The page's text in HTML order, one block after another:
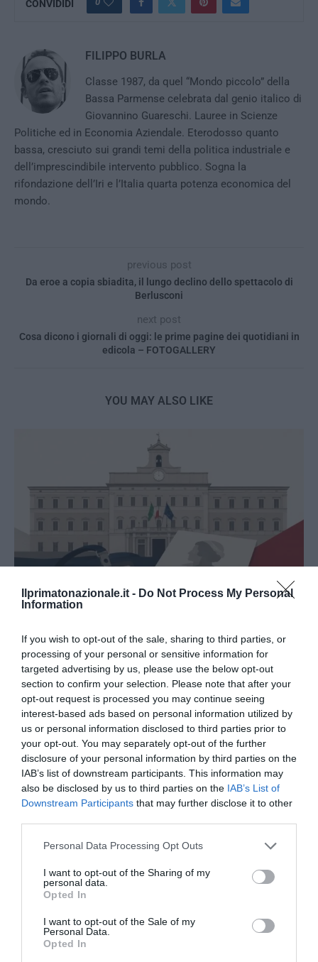
Ilprimatonazionale.it - Do Not Process My Personal
Information
If you wish to opt-out of the sale, sharing to third parties, or
processing of your personal or sensitive information for
targeted advertising by us, please use the below opt-out
section to confirm your selection. Please note that after your
opt-out request is processed you may continue seeing
interest-based ads based on personal information utilized by
us or personal information disclosed to third parties prior to
your opt-out. You may separately opt-out of the further
disclosure of your personal information by third parties on the
IAB’s list of downstream participants. This information may
also be disclosed by us to third parties on the IAB’s List of
Downstream Participants that may further disclose it to other
Please note that this website/app uses one or more Google
not limited to your visit or usage behaviour. You may click to
grant or deny consent to Google and its third-party tags to
use your data for below specified purposes in below Google
consent section.
Personal Data Processing Opt Outs
I want to opt-out of the Sharing of my
personal data.
Opted In
I want to opt-out of the Sale of my
Personal Data.
Opted In
CONVIDIDI
FILIPPO BURLA
Classe 1987, da quel “Mondo piccolo” della
Bassa Parmense celebrata dal genio italico di
Giovannino Guareschi. Lauree in Scienze
Politiche ed in Economia Aziendale. Eterodosso quanto
bassa, cresciuto sui grandi temi della politica industriale e
dell’imprescindibile intervento pubblico. Sogna la
rifondazione dell’Iri e l’Italia quarta potenza economica del
mondo.
previous post
Da eroe a copia sbiadita, il lungo declino dello spettacolo di
Berlusconi
next post
Cosa dicono i giornali di oggi: le prime pagine dei quotidiani in
edicola – FOTOGALLERY
YOU MAY ALSO LIKE
La Camera boccia il patentino antifascista per parlare a
Montecitorio: palo clamoroso del Pd
5 Agosto 2026
l’economia delle braccia